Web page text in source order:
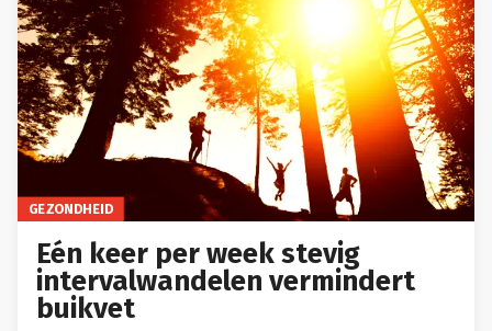
GEZONDHEID
Eén keer per week stevig
intervalwandelen vermindert
buikvet